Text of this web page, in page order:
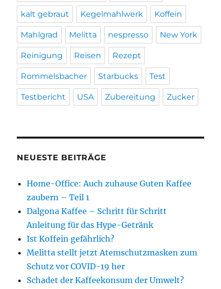
kalt gebraut Kegelmahlwerk Koffein
Mahlgrad Melitta nespresso New York
Reinigung Reisen Rezept
Rommelsbacher Starbucks Test
Testbericht USA Zubereitung Zucker
NEUESTE BEITRÄGE
Home-Office: Auch zuhause Guten Kaffee
zaubern – Teil 1
Dalgona Kaffee – Schritt für Schritt
Anleitung für das Hype-Getränk
Ist Koffein gefährlich?
Melitta stellt jetzt Atemschutzmasken zum
Schutz vor COVID-19 her
Schadet der Kaffeekonsum der Umwelt?